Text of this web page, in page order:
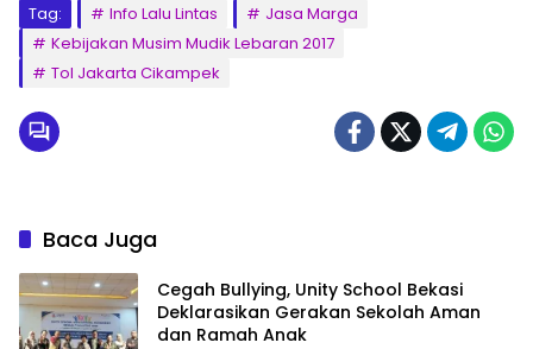
Tag: Info Lalu Lintas
Jasa Marga
Kebijakan Musim Mudik Lebaran 2017
Tol Jakarta Cikampek
Baca Juga
Cegah Bullying, Unity School Bekasi
Deklarasikan Gerakan Sekolah Aman
dan Ramah Anak